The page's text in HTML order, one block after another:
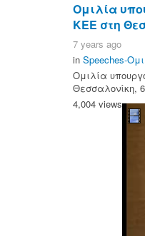
Ομιλία
ΚΕΕ στη
7 years ago
in Speeches-
Ομιλία
Θεσσαλονίκη,
4,004 views